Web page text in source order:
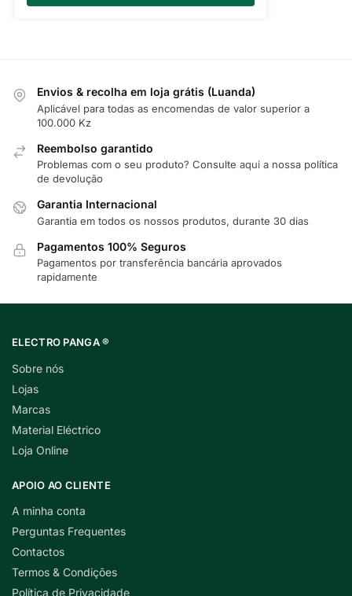
Envios & recolha em loja grátis (Luanda)
Aplicável para todas as encomendas de valor superior a
100.000 Kz
Reembolso garantido
Problemas com o seu produto? Consulte aqui a nossa política
de devolução
Garantia Internacional
Garantia em todos os nossos produtos, durante 30 dias
Pagamentos 100% Seguros
Pagamentos por transferência bancária aprovados
rapidamente
ELECTRO PANGA ®
Sobre nós
Lojas
Marcas
Material Eléctrico
Loja Online
APOIO AO CLIENTE
A minha conta
Perguntas Frequentes
Contactos
Termos & Condições
Política de Privacidade